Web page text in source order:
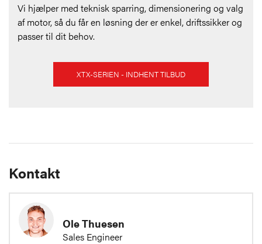
Vi hjælper med teknisk sparring, dimensionering og valg
af motor, så du får en løsning der er enkel, driftssikker og
passer til dit behov.
XTX-SERIEN - INDHENT TILBUD
Kontakt
Ole Thuesen
Sales Engineer